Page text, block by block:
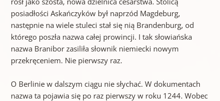
posiadłości Askańczyków był naprzód Magdeburg,
następnie na wiele stuleci stał się nią Brandenburg, od
którego poszła nazwa całej prowincji. I tak słowiańska
nazwa Branibor zasiliła słownik niemiecki nowym
przekręceniem. Nie pierwszy raz.
O Berlinie w dalszym ciągu nie słychać. W dokumentach
nazwa ta pojawia się po raz pierwszy w roku 1244. Wobec